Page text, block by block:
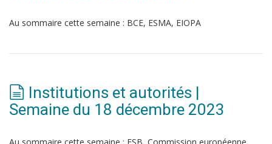
Au sommaire cette semaine : BCE, ESMA, EIOPA
Institutions et autorités |
Semaine du 18 décembre 2023